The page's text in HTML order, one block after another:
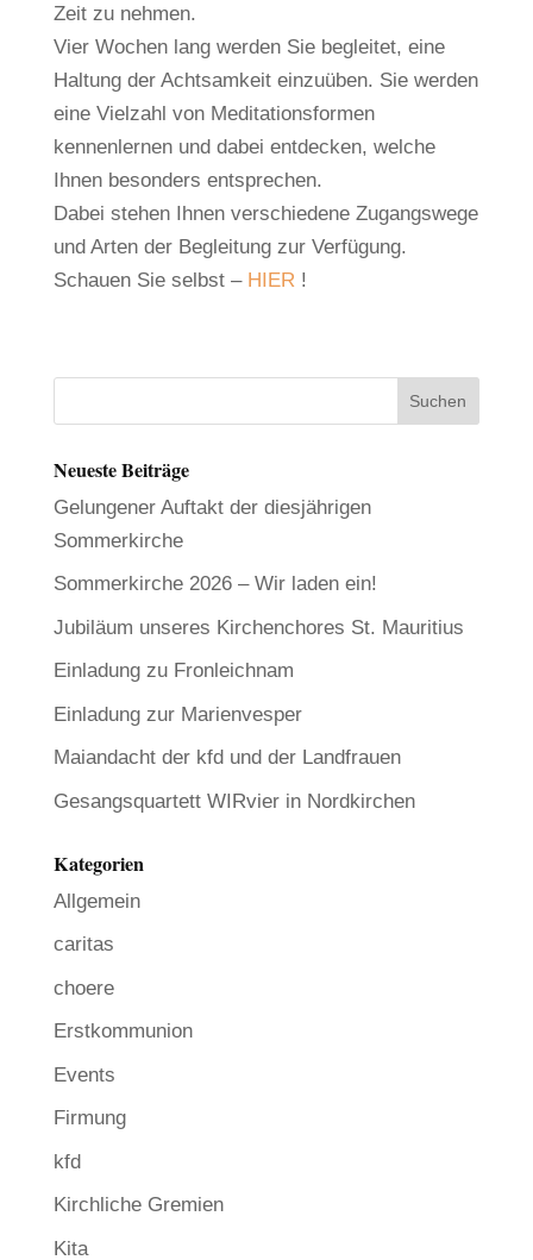
Zeit zu nehmen.
Vier Wochen lang werden Sie begleitet, eine
Haltung der Achtsamkeit einzuüben. Sie werden
eine Vielzahl von Meditationsformen
kennenlernen und dabei entdecken, welche
Ihnen besonders entsprechen.
Dabei stehen Ihnen verschiedene Zugangswege
und Arten der Begleitung zur Verfügung.
Schauen Sie selbst – HIER!
Neueste Beiträge
Gelungener Auftakt der diesjährigen
Sommerkirche
Sommerkirche 2026 – Wir laden ein!
Jubiläum unseres Kirchenchores St. Mauritius
Einladung zu Fronleichnam
Einladung zur Marienvesper
Maiandacht der kfd und der Landfrauen
Gesangsquartett WIRvier in Nordkirchen
Kategorien
Allgemein
caritas
choere
Erstkommunion
Events
Firmung
kfd
Kirchliche Gremien
Kita